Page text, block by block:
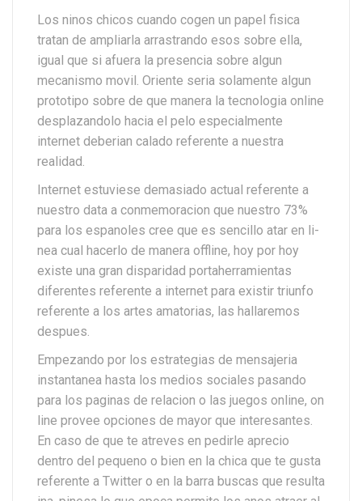
Los ninos chicos cuando cogen un papel fisica
tratan de ampliarla arrastrando esos sobre ella,
igual que si afuera la presencia sobre algun
mecanismo movil. Oriente seri­a solamente algun
prototipo sobre de que manera la tecnologia online
desplazandolo hacia el pelo especialmente
internet deberian calado referente a nuestra
realidad.
Internet estuviese demasiado actual referente a
nuestro data a conmemoracion que nuestro 73%
para los espanoles cree que es sencillo atar en li­
nea cual hacerlo de manera offline, hoy por hoy
existe una gran disparidad portaherramientas
diferentes referente a internet para existir triunfo
referente a los artes amatorias, las hallaremos
despues.
Empezando por los estrategias de mensajeria
instantanea hasta los medios sociales pasando
para los paginas de relacion o las juegos online, on
line provee opciones de mayor que interesantes.
En caso de que te atreves en pedirle aprecio
dentro del pequeno o bien en la chica que te gusta
referente a Twitter o en la barra buscas que resulta